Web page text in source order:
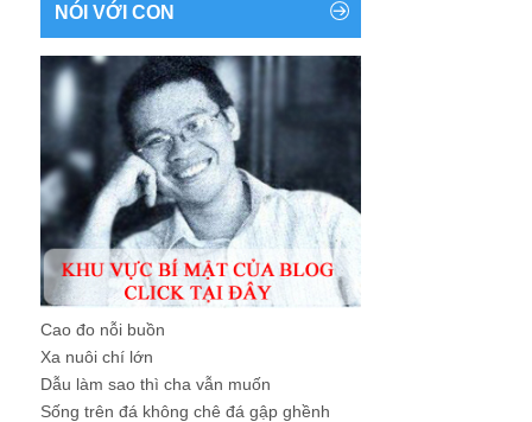
NÓI VỚI CON
Cao đo nỗi buồn
Xa nuôi chí lớn
Dẫu làm sao thì cha vẫn muốn
Sống trên đá không chê đá gập ghềnh